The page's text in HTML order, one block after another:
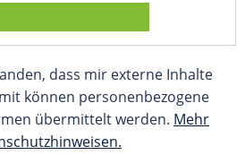
dass mir externe Inhalte
können personenbezogene
übermittelt werden. Mehr